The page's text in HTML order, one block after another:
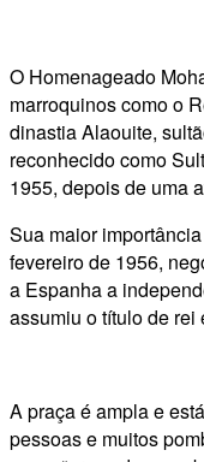
O Homenageado
marroquinos como o
dinastia Alaouite,
reconhecido como
1955, depois de uma
Sua maior
fevereiro de 1956,
a Espanha a
assumiu o título de rei
A praça é ampla e
pessoas e muitos